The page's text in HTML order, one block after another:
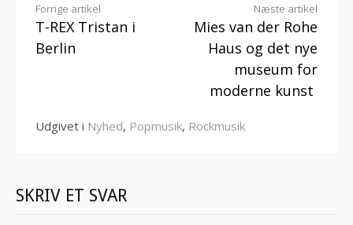
Læs
videre
Forrige artikel
T-REX Tristan i
Berlin
Næste artikel
Mies van der Rohe
Haus og det nye
museum for
moderne kunst
Udgivet i Nyhed, Popmusik, Rockmusik
SKRIV ET SVAR